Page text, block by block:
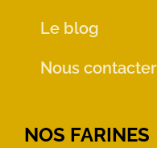
Le blog
Nous contacter
NOS FARINES